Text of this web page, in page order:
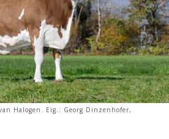
Halogen. Eig.: Georg Dinzenhofer,